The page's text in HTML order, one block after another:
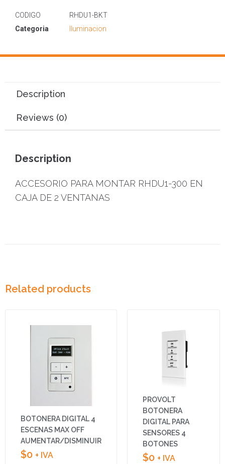
CODIGO
RHDU1-BKT
Categoria
Iluminacion
Description
Reviews (0)
Description
ACCESORIO PARA MONTAR RHDU1-300 EN
CAJA DE 2 VENTANAS
Related products
BOTONERA DIGITAL 4
ESCENAS MAX OFF
AUMENTAR/DISMINUIR
$0 + IVA
PROVOLT
BOTONERA
DIGITAL PARA
SENSORES 4
BOTONES
$0 + IVA